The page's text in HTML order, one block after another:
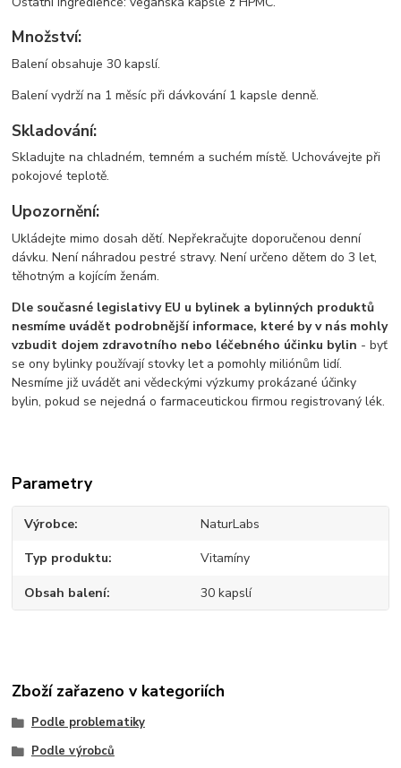
Množství:
Balení obsahuje 30 kapslí.
Balení vydrží na 1 měsíc při dávkování 1 kapsle denně.
Skladování:
Skladujte na chladném, temném a suchém místě. Uchovávejte při
pokojové teplotě.
Upozornění:
Ukládejte mimo dosah dětí. Nepřekračujte doporučenou denní
dávku. Není náhradou pestré stravy. Není určeno dětem do 3 let,
těhotným a kojícím ženám.
Dle současné legislativy EU u bylinek a bylinných produktů
nesmíme uvádět podrobnější informace, které by v nás mohly
vzbudit dojem zdravotního nebo léčebného účinku bylin - byť
se ony bylinky používají stovky let a pomohly miliónům lidí.
Nesmíme již uvádět ani vědeckými výzkumy prokázané účinky
bylin, pokud se nejedná o farmaceutickou firmou registrovaný lék.
Parametry
Výrobce NaturLabs
Typ produktu Vitamíny
Obsah balení 30 kapslí
Zboží zařazeno v kategoriích
Podle problematiky
Podle výrobců